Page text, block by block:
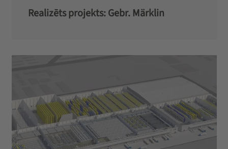
Realizēts projekts: Gebr. Märklin